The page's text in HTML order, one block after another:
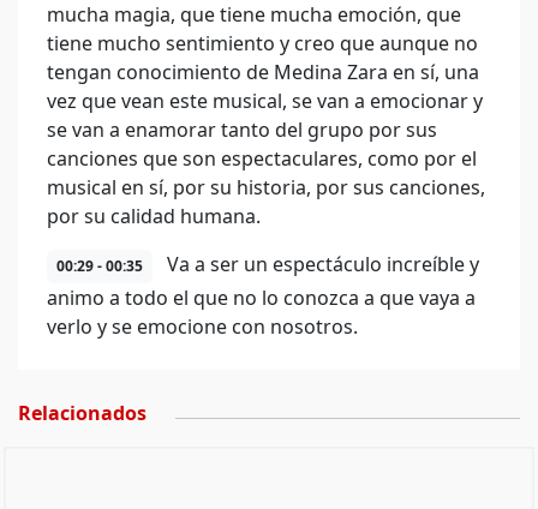
mucha magia, que tiene mucha emoción, que
tiene mucho sentimiento y creo que aunque no
tengan conocimiento de Medina Zara en sí, una
vez que vean este musical, se van a emocionar y
se van a enamorar tanto del grupo por sus
canciones que son espectaculares, como por el
musical en sí, por su historia, por sus canciones,
por su calidad humana.
00:29 - 00:35
Va a ser un espectáculo increíble y
animo a todo el que no lo conozca a que vaya a
verlo y se emocione con nosotros.
Relacionados